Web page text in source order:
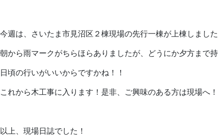
今週は、さいたま市見沼区２棟現場の先行一棟が上棟しまし
朝から雨マークがちらほらありましたが、どうにか夕方まで
日頃の行いがいいからですかね！！
これから木工事に入ります！是非、ご興味のある方は現場へ！
以上、現場日誌でした！